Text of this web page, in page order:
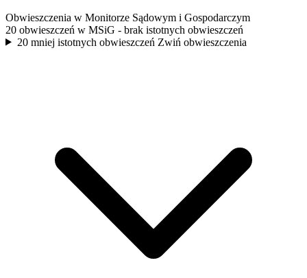
Obwieszczenia w Monitorze Sądowym i Gospodarczym
20 obwieszczeń w MSiG - brak istotnych obwieszczeń
20 mniej istotnych obwieszczeń Zwiń obwieszczenia